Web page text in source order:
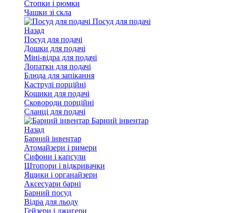
Стопки і рюмки
Чашки зі скла
Посуд для подачі
Назад
Посуд для подачі
Дошки для подачі
Міні-відра для подачі
Лопатки для подачі
Блюда для запікання
Каструлі порційні
Кошики для подачі
Сковороди порційні
Сланці для подачі
Барний інвентар
Назад
Барний інвентар
Атомайзери і римери
Сифони і капсули
Штопори і відкривачки
Ящики і органайзери
Аксесуари барні
Барний посуд
Відра для льоду
Гейзери і джигери